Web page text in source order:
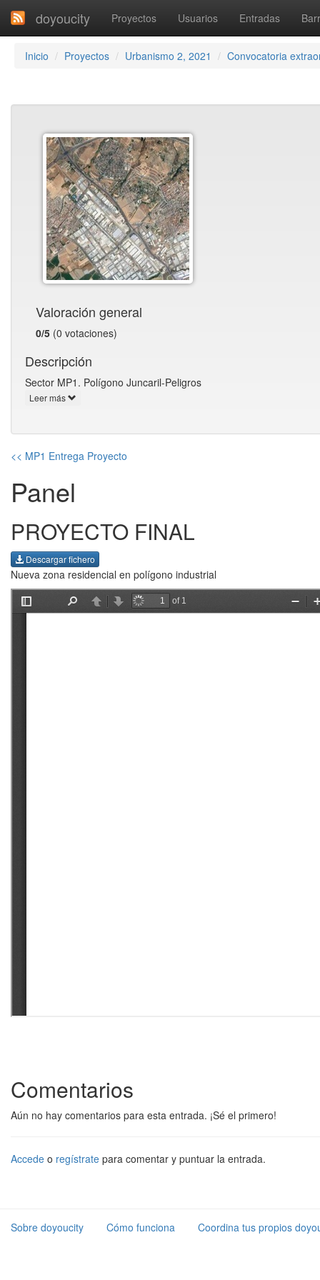
doyoucity Proyectos Usuarios Entradas
Inicio Proyectos Urbanismo 2, 2021 Convocatoria
Valoración general
0/5 (0 votaciones)
Descripción
Sector MP1. Polígono Juncaril-Peligros
Leer más
<< MP1 Entrega Proyecto
Panel
PROYECTO FINAL
Descargar fichero
Nueva zona residencial en polígono industrial
Comentarios
Aún no hay comentarios para esta entrada. ¡Sé el primero!
Accede o regístrate para comentar y puntuar la entrada.
Sobre doyoucity Cómo funciona Coordina tus propios